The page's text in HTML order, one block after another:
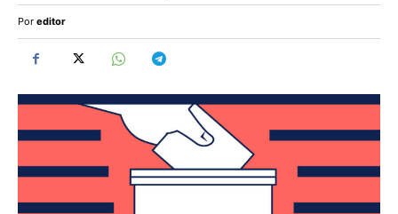
Por editor